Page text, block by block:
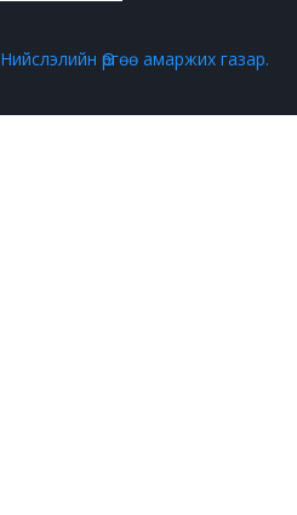
Нийслэлийн Өргөө амаржих газар.